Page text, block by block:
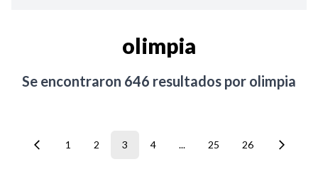
olimpia
Se encontraron 646 resultados por olimpia
1 2 3 4 ... 25 26